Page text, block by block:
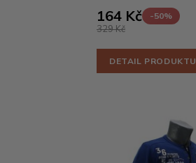
164 Kč -50%
329 Kč
DETAIL PRODUKTU